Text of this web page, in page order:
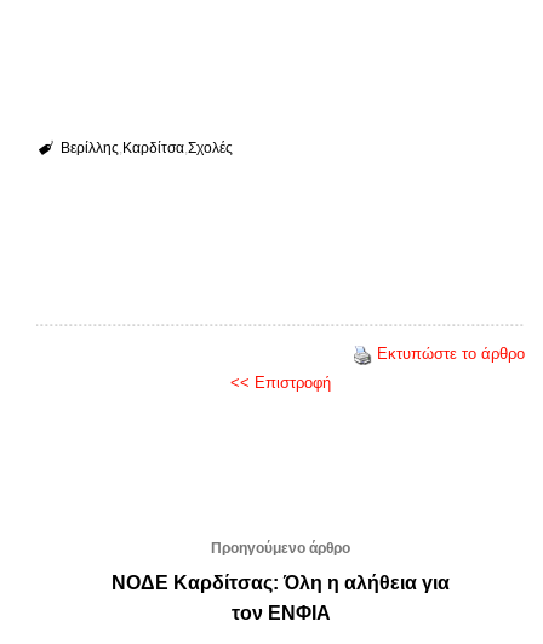
Βερίλλης Καρδίτσα Σχολές
Εκτυπώστε το άρθρο
<< Επιστροφή
Προηγούμενο άρθρο
ΝΟΔΕ Καρδίτσας: Όλη η αλήθεια για
τον ΕΝΦΙΑ